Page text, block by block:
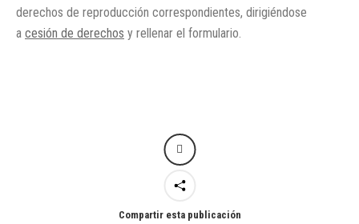
derechos de reproducción correspondientes, dirigiéndose
a cesión de derechos y rellenar el formulario.
Compartir esta publicación